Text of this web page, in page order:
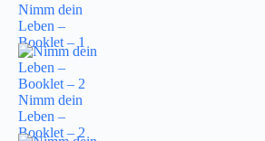
Nimm dein
Leben –
Booklet – 1
Nimm dein
Leben –
Booklet – 2